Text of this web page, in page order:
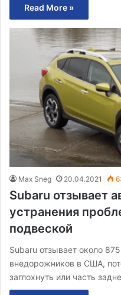
Read More »
Max Sneg 20.04.2021
Subaru отзывает
устранения
подвеской
Subaru отзывает около
внедорожников в США,
заглохнуть или часть